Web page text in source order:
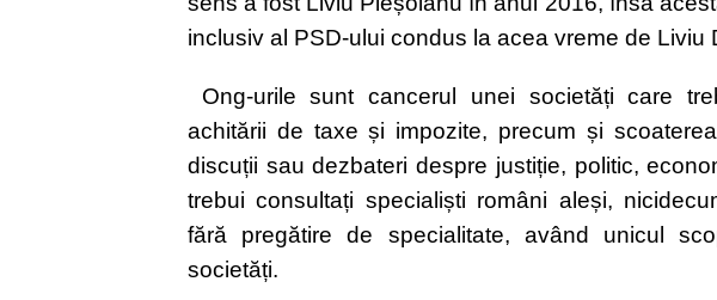
inclusiv al PSD-ului condus la acea vreme de Liviu
Ong-urile sunt cancerul unei societăți care
achitării de taxe și impozite, precum și
discuții sau dezbateri despre justiție, politic,
trebui consultați specialiști români aleși,
fără pregătire de specialitate, având unicul
societăți.